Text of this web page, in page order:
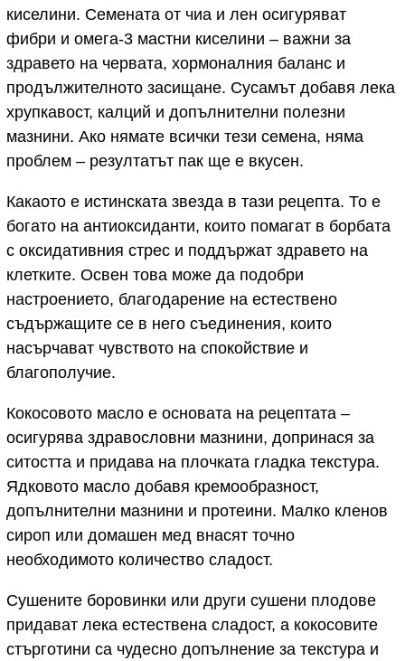
киселини. Семената от чиа и лен осигуряват
фибри и омега-3 мастни киселини – важни за
здравето на червата, хормоналния баланс и
продължителното засищане. Сусамът добавя лека
хрупкавост, калций и допълнителни полезни
мазнини. Ако нямате всички тези семена, няма
проблем – резултатът пак ще е вкусен.
Какаото е истинската звезда в тази рецепта. То е
богато на антиоксиданти, които помагат в борбата
с оксидативния стрес и поддържат здравето на
клетките. Освен това може да подобри
настроението, благодарение на естествено
съдържащите се в него съединения, които
насърчават чувството на спокойствие и
благополучие.
Кокосовото масло е основата на рецептата –
осигурява здравословни мазнини, допринася за
ситостта и придава на плочката гладка текстура.
Ядковото масло добавя кремообразност,
допълнителни мазнини и протеини. Малко кленов
сироп или домашен мед внасят точно
необходимото количество сладост.
Сушените боровинки или други сушени плодове
придават лека естествена сладост, а кокосовите
стърготини са чудесно допълнение за текстура и